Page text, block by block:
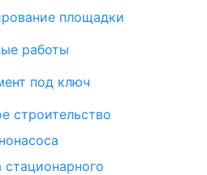
площадки
работы
под ключ
строительство
стационарного